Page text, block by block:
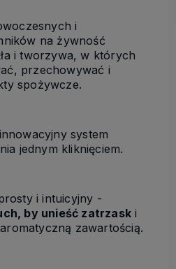
i
na żywność
i tworzywa, w których
przechowywać i
spożywcze.
system
jednym kliknięciem.
i intuicyjny -
by unieść zatrzask i
zawartością.